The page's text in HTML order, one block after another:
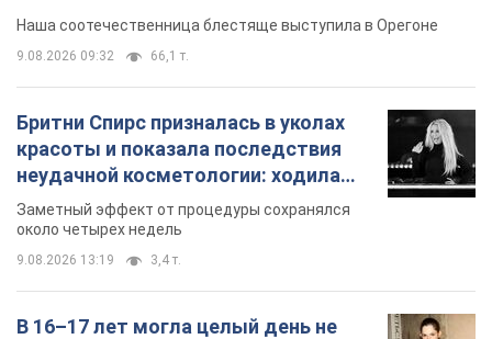
Видео
Наша соотечественница блестяще выступила в Орегоне
9.08.2026 09:32 66,1 т.
Бритни Спирс призналась в уколах
красоты и показала последствия
неудачной косметологии: ходила
так почти месяц
Заметный эффект от процедуры сохранялся
около четырех недель
9.08.2026 13:19 3,4 т.
В 16–17 лет могла целый день не